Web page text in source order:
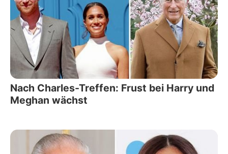
Nach Charles-Treffen: Frust bei Harry und
Meghan wächst